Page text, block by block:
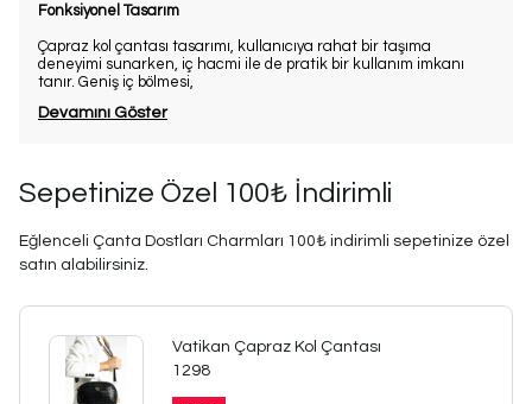
Fonksiyonel Tasarım
Çapraz kol çantası tasarımı, kullanıcıya rahat bir taşıma
deneyimi sunarken, iç hacmi ile de pratik bir kullanım imkanı
tanır. Geniş iç bölmesi,
Devamını Göster
Sepetinize Özel 100₺ İndirimli
Eğlenceli Çanta Dostları Charmları 100₺ indirimli sepetinize özel
satın alabilirsiniz.
Vatikan Çapraz Kol Çantası
1298